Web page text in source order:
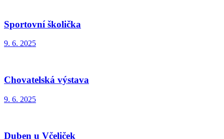
Sportovní školička
9. 6. 2025
Chovatelská výstava
9. 6. 2025
Duben u Včeliček